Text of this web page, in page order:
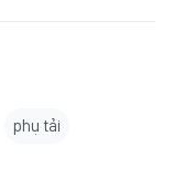
phụ tải